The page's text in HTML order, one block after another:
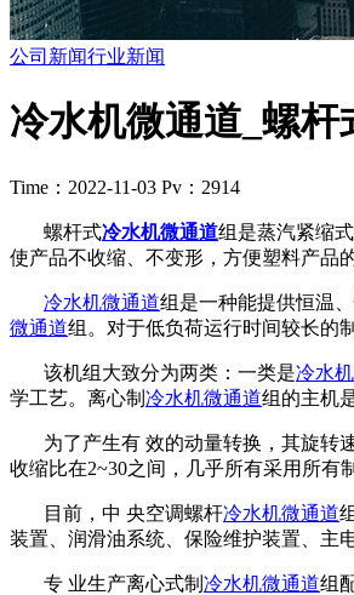
公司新闻行业新闻
冷水机微通道_螺
Time：2022-11-03 Pv：2914
螺杆式冷水机微通道组是蒸汽紧缩
使产品不收缩、不变形，方便塑料产品
冷水机微通道组是一种能提供恒温
微通道组。对于低负荷运行时间较长的
该机组大致分为两类：一类是冷水
学工艺。离心制 冷水机微通道组的主机
为了产生有 效的动量转换，其旋转速
收缩比在2~30之间，几乎所有采用所有
目前，中 央空调螺杆冷水机微通道
装置、润滑油系统、保险维护装置、主
专 业生产离心式制 冷水机微通道组